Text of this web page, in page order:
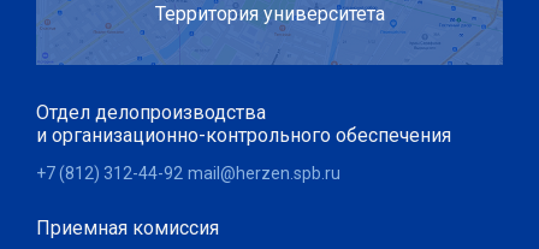
Территория университета
Отдел делопроизводства
и организационно-контрольного обеспечения
+7 (812) 312-44-92 mail@herzen.spb.ru
Приемная комиссия